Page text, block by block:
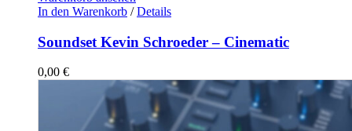
In den Warenkorb / Details
Soundset Kevin Schroeder – Cinematic
0,00 €